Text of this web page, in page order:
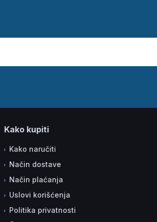
Kako kupiti
Kako naručiti
Način dostave
Način plaćanja
Uslovi korišćenja
Politika privatnosti